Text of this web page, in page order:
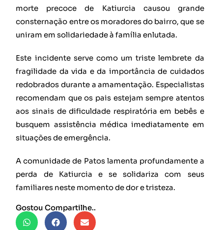
morte precoce de Katiurcia causou grande
consternação entre os moradores do bairro, que se
uniram em solidariedade à família enlutada.
Este incidente serve como um triste lembrete da
fragilidade da vida e da importância de cuidados
redobrados durante a amamentação. Especialistas
recomendam que os pais estejam sempre atentos
aos sinais de dificuldade respiratória em bebês e
busquem assistência médica imediatamente em
situações de emergência.
A comunidade de Patos lamenta profundamente a
perda de Katiurcia e se solidariza com seus
familiares neste momento de dor e tristeza.
Gostou Compartilhe..